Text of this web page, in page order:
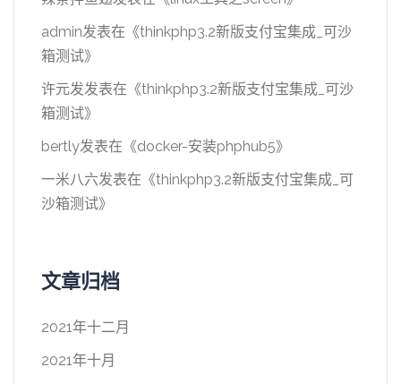
admin发表在《thinkphp3.2新版支付宝集成_可沙
箱测试》
许元发发表在《thinkphp3.2新版支付宝集成_可沙
箱测试》
bertly发表在《docker-安装phphub5》
一米八六发表在《thinkphp3.2新版支付宝集成_可
沙箱测试》
文章归档
2021年十二月
2021年十月